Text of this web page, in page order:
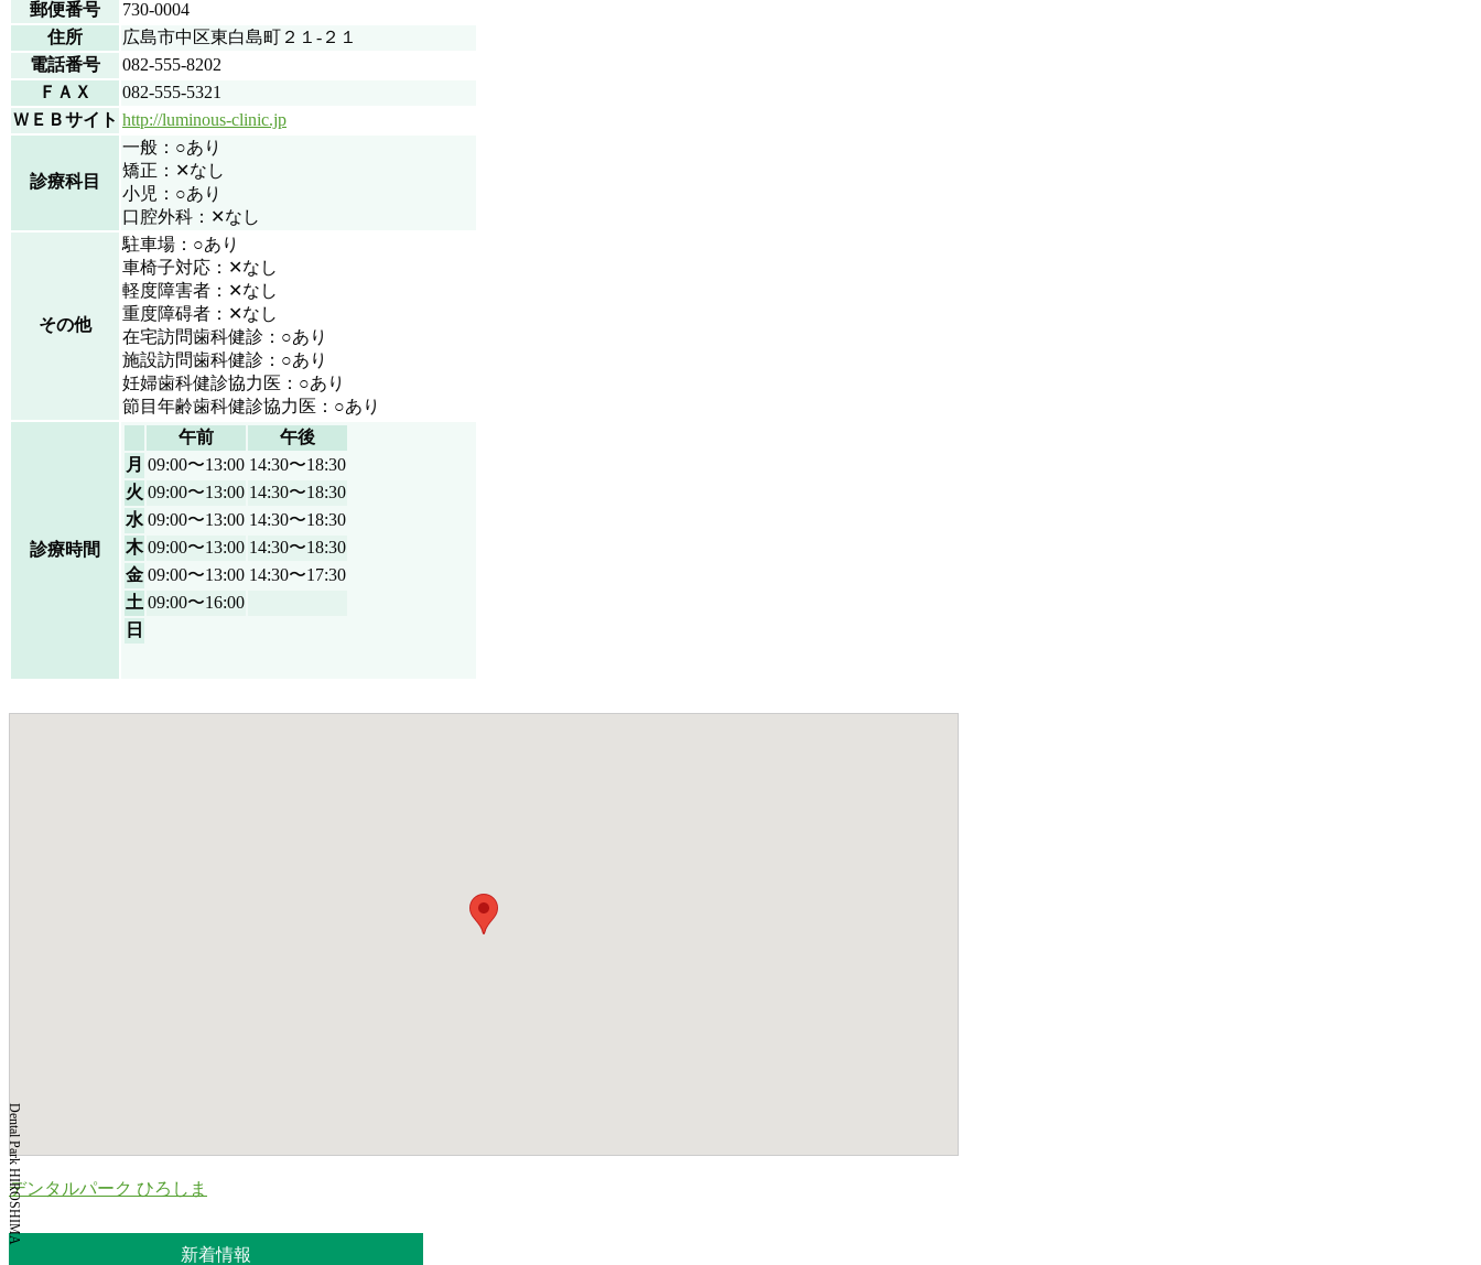
Dental Park HIROSHIMA
郵便番号
730-0004
住所
広島市中区東白島町２１-２１
電話番号
082-555-8202
ＦＡＸ
082-555-5321
ＷＥＢサイト http://luminous-clinic.jp
診療科目
一般：○あり
矯正：✕なし
小児：○あり
口腔外科：✕なし
その他
駐車場：○あり
車椅子対応：✕なし
軽度障害者：✕なし
重度障碍者：✕なし
在宅訪問歯科健診：○あり
施設訪問歯科健診：○あり
妊婦歯科健診協力医：○あり
節目年齢歯科健診協力医：○あり
診療時間
午前
午後
月 09:00〜13:00 14:30〜18:30
火 09:00〜13:00 14:30〜18:30
水 09:00〜13:00 14:30〜18:30
木 09:00〜13:00 14:30〜18:30
金 09:00〜13:00 14:30〜17:30
土 09:00〜16:00
日
デンタルパーク ひろしま
新着情報